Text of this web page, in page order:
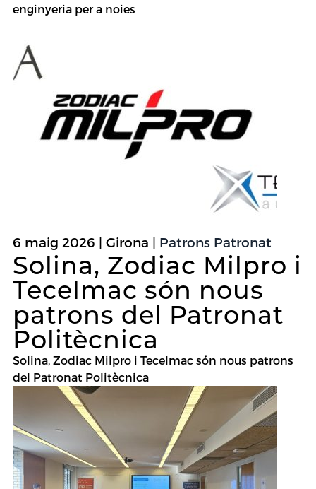
enginyeria per a noies
6 maig 2026 | Girona | Patrons Patronat
Solina, Zodiac Milpro i
Tecelmac són nous
patrons del Patronat
Politècnica
Solina, Zodiac Milpro i Tecelmac són nous patrons
del Patronat Politècnica